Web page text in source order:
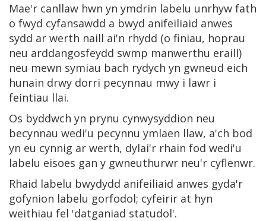
Mae'r canllaw hwn yn ymdrin labelu unrhyw fath
o fwyd cyfansawdd a bwyd anifeiliaid anwes
sydd ar werth naill ai'n rhydd (o finiau, hoprau
neu arddangosfeydd swmp manwerthu eraill)
neu mewn symiau bach rydych yn gwneud eich
hunain drwy dorri pecynnau mwy i lawr i
feintiau llai.
Os byddwch yn prynu cynwysyddion neu
becynnau wedi'u pecynnu ymlaen llaw, a'ch bod
yn eu cynnig ar werth, dylai'r rhain fod wedi'u
labelu eisoes gan y gwneuthurwr neu'r cyflenwr.
Rhaid labelu bwydydd anifeiliaid anwes gyda'r
gofynion labelu gorfodol; cyfeirir at hyn
weithiau fel 'datganiad statudol'.